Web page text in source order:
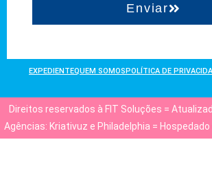
Enviar
EXPEDIENTEQUEM SOMOSPOLÍTICA DE
Direitos reservados à FIT Soluções =
Agências: Kriativuz e Philadelphia = Hospedado